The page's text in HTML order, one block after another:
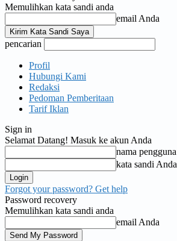
Memulihkan kata sandi anda
email Anda
pencarian
Profil
Hubungi Kami
Redaksi
Pedoman Pemberitaan
Tarif Iklan
Sign in
Selamat Datang! Masuk ke akun Anda
nama pengguna
kata sandi Anda
Forgot your password? Get help
Password recovery
Memulihkan kata sandi anda
email Anda